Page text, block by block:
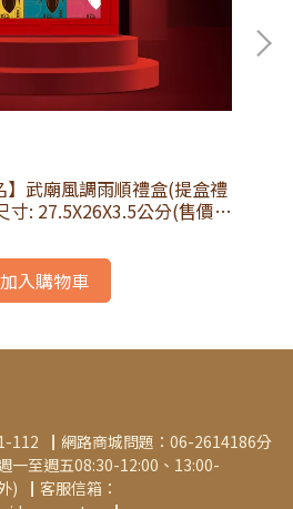
】武廟風調雨順禮盒(提盒禮
寸: 27.5X26X3.5公分(售價已
加入購物車
112▕  網路商城問題：06-2614186分
一至週五08:30-12:00、13:00-
)▕  客服信箱：